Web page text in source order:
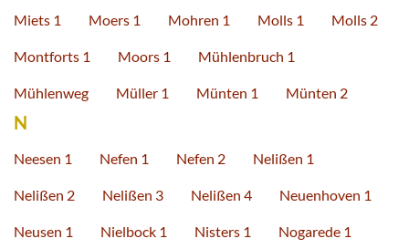
Miets 1 Moers 1 Mohren 1 Molls 1 Molls 2
Montforts 1 Moors 1 Mühlenbruch 1
Mühlenweg Müller 1 Münten 1 Münten 2
N
Neesen 1 Nefen 1 Nefen 2 Nelißen 1
Nelißen 2 Nelißen 3 Nelißen 4 Neuenhoven 1
Neusen 1 Nielbock 1 Nisters 1 Nogarede 1